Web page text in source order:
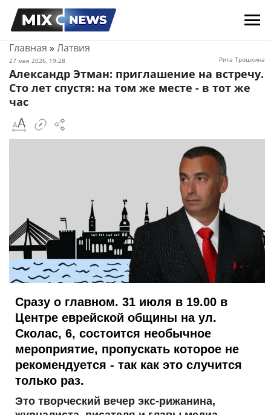
Главная » Латвия
27 мая 2026, 19:28 Рита Трошкина
Александр Этман: приглашение на встречу.
Сто лет спустя: на том же месте - в тот же
час
Сразу о главном. 31 июля в 19.00 в
Центре еврейской общины на ул.
Сколас, 6, состоится необычное
мероприятие, пропускать которое не
рекомендуется - так как это случится
только раз.
Это творческий вечер экс-рижанина,